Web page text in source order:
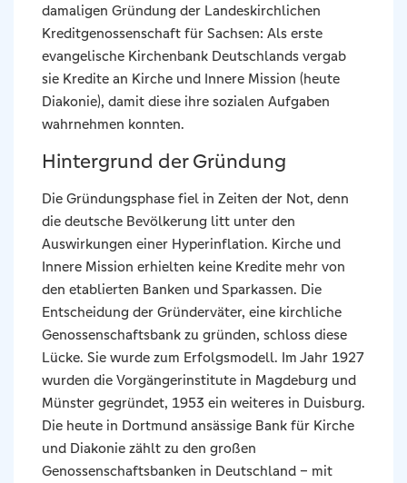
damaligen Gründung der Landeskirchlichen
Kreditgenossenschaft für Sachsen: Als erste
evangelische Kirchenbank Deutschlands vergab
sie Kredite an Kirche und Innere Mission (heute
Diakonie), damit diese ihre sozialen Aufgaben
wahrnehmen konnten.
Hintergrund der Gründung
Die Gründungsphase fiel in Zeiten der Not, denn
die deutsche Bevölkerung litt unter den
Auswirkungen einer Hyperinflation. Kirche und
Innere Mission erhielten keine Kredite mehr von
den etablierten Banken und Sparkassen. Die
Entscheidung der Gründerväter, eine kirchliche
Genossenschaftsbank zu gründen, schloss diese
Lücke. Sie wurde zum Erfolgsmodell. Im Jahr 1927
wurden die Vorgängerinstitute in Magdeburg und
Münster gegründet, 1953 ein weiteres in Duisburg.
Die heute in Dortmund ansässige Bank für Kirche
und Diakonie zählt zu den großen
Genossenschaftsbanken in Deutschland – mit